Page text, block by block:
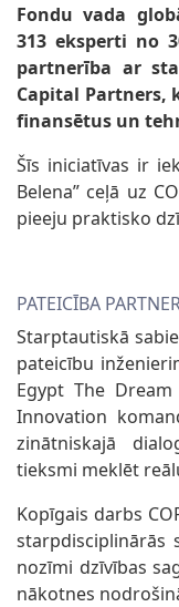
Fondu vada
313 eksperti no
partnerība ar
Capital Partners,
finansētus un
Šīs iniciatīvas ir
Belena” ceļā uz
pieeju praktisko
PATEICĪBA
Starptautiskā
pateicību
Egypt The
Innovation
zinātniskajā
tieksmi meklēt
Kopīgais darbs
starpdisciplinārās
nozīmi dzīvības
nākotnes